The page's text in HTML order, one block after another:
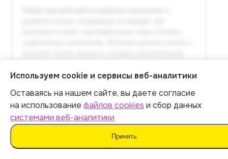
Итог:399р.
Оплатить
Используем cookie и сервисы веб-аналитики
Оставаясь на нашем сайте, вы даете согласие
на использование файлов cookies и сбор данных
системами веб-аналитики
Принять